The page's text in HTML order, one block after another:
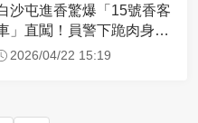
沙屯進香驚爆「15號香客
」直闖！員警下跪肉身擋
：讓行人先過
2026/04/22 15:19